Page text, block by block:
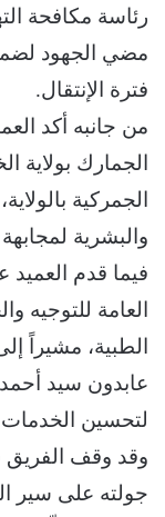
رئاسة مكافحة
مضي الجهود
فترة الإنتقال.
من جانبه أكد
الجمارك بولاية
الجمركية
والبشرية
فيما قدم العميد
العامة للتوجيه
الطبية، مشيراً
عابدون سيد أحمد
لتحسين الخدمات
وقد وقف الفريق
جولته على سير